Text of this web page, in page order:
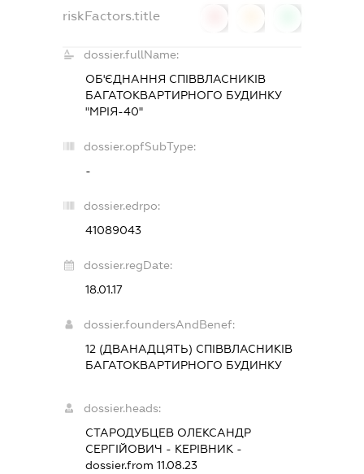
riskFactors.title
dossier.fullName:
ОБ'ЄДНАННЯ СПІВВЛАСНИКІВ
БАГАТОКВАРТИРНОГО БУДИНКУ
"МРІЯ-40"
dossier.opfSubType:
-
dossier.edrpo:
41089043
dossier.regDate:
18.01.17
dossier.foundersAndBenef:
12 (ДВАНАДЦЯТЬ) СПІВВЛАСНИКІВ
БАГАТОКВАРТИРНОГО БУДИНКУ
dossier.heads:
СТАРОДУБЦЕВ ОЛЕКСАНДР
СЕРГІЙОВИЧ - КЕРІВНИК-
dossier.from 11.08.23